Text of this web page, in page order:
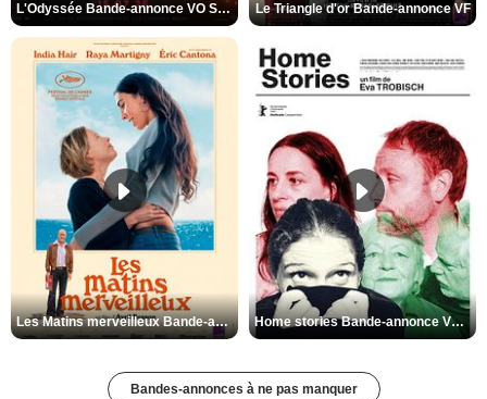
L'Odyssée Bande-annonce VO STFR Le Triangle d'or Bande-annonce VF
Les Matins merveilleux Bande-annonce VF Home stories Bande-annonce VO STFR
Bandes-annonces à ne pas manquer